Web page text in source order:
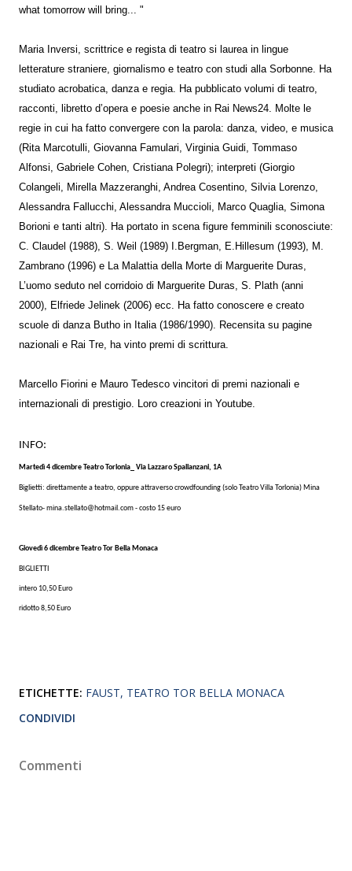
what tomorrow will bring... "
Maria Inversi, scrittrice e regista di teatro si laurea in lingue
letterature straniere, giornalismo e teatro con studi alla Sorbonne. Ha
studiato acrobatica, danza e regia. Ha pubblicato volumi di teatro,
racconti, libretto d’opera e poesie anche in Rai News24. Molte le
regie in cui ha fatto convergere con la parola: danza, video, e musica
(Rita Marcotulli, Giovanna Famulari, Virginia Guidi, Tommaso
Alfonsi, Gabriele Cohen, Cristiana Polegri); interpreti (Giorgio
Colangeli, Mirella Mazzeranghi, Andrea Cosentino, Silvia Lorenzo,
Alessandra Fallucchi, Alessandra Muccioli, Marco Quaglia, Simona
Borioni e tanti altri). Ha portato in scena figure femminili sconosciute:
C. Claudel (1988), S. Weil (1989) I.Bergman, E.Hillesum (1993), M.
Zambrano (1996) e La Malattia della Morte di Marguerite Duras,
L’uomo seduto nel corridoio di Marguerite Duras, S. Plath (anni
2000), Elfriede Jelinek (2006) ecc. Ha fatto conoscere e creato
scuole di danza Butho in Italia (1986/1990). Recensita su pagine
nazionali e Rai Tre, ha vinto premi di scrittura.
Marcello Fiorini e Mauro Tedesco vincitori di premi nazionali e
internazionali di prestigio. Loro creazioni in Youtube.
INFO:
Martedì 4 dicembre Teatro Torlonia_ Via Lazzaro Spallanzani, 1A
Biglietti: direttamente a teatro, oppure attraverso crowdfounding (solo Teatro Villa Torlonia) Mina
Stellato- mina.stellato@hotmail.com - costo 15 euro
Giovedì 6 dicembre Teatro Tor Bella Monaca
BIGLIETTI
intero 10,50 Euro
ridotto 8,50 Euro
ETICHETTE: FAUST TEATRO TOR BELLA MONACA
CONDIVIDI
Commenti